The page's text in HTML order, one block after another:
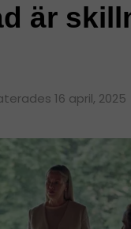
är
16 april, 2025